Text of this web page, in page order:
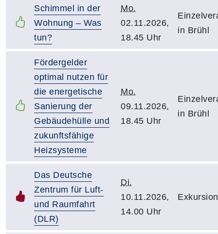
Schimmel in der
Wohnung – Was
tun?
Mo.
02.11.2026,
18.45 Uhr
in Brühl
Fördergelder
optimal nutzen für
die energetische
Sanierung der
Gebäudehülle und
zukunftsfähige
Heizsysteme
Mo.
09.11.2026,
18.45 Uhr
in Brühl
Das Deutsche
Zentrum für Luft-
und Raumfahrt
(DLR)
Di.
10.11.2026,
14.00 Uhr